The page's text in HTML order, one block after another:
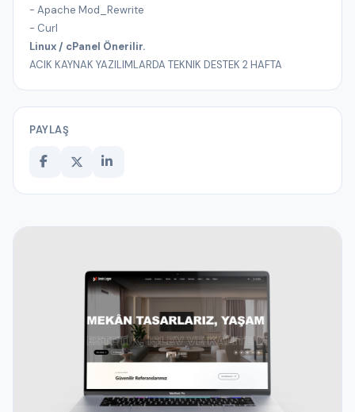
- Apache Mod_Rewrite
- Curl
Linux / cPanel Önerilir.
ACIK KAYNAK YAZILIMLARDA TEKNIK DESTEK 2 HAFTA
PAYLAŞ